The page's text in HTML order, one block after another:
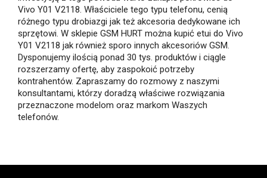
Vivo Y01 V2118. Właściciele tego typu telefonu, cenią
różnego typu drobiazgi jak też akcesoria dedykowane ich
sprzętowi. W sklepie GSM HURT można kupić etui do Vivo
Y01 V2118 jak również sporo innych akcesoriów GSM.
Dysponujemy ilością ponad 30 tys. produktów i ciągle
rozszerzamy ofertę, aby zaspokoić potrzeby
kontrahentów. Zapraszamy do rozmowy z naszymi
konsultantami, którzy doradzą właściwe rozwiązania
przeznaczone modelom oraz markom Waszych
telefonów.